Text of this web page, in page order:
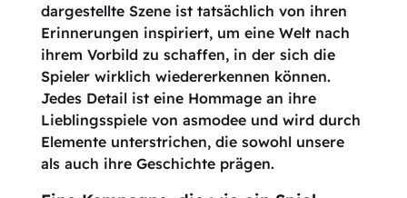
dargestellte Szene ist tatsächlich von ihren
Erinnerungen inspiriert, um eine Welt nach
ihrem Vorbild zu schaffen, in der sich die
Spieler wirklich wiedererkennen können.
Jedes Detail ist eine Hommage an ihre
Lieblingsspiele von asmodee und wird durch
Elemente unterstrichen, die sowohl unsere
als auch ihre Geschichte prägen.